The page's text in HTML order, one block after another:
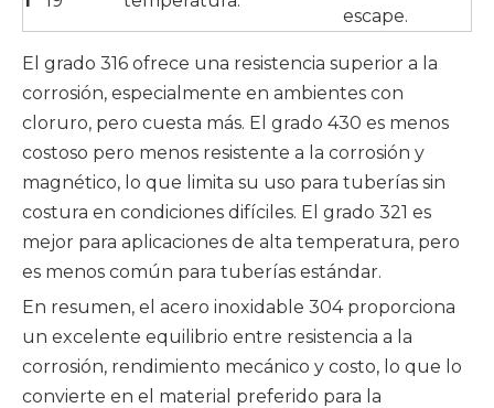
escape.
El grado 316 ofrece una resistencia superior a la
corrosión, especialmente en ambientes con
cloruro, pero cuesta más. El grado 430 es menos
costoso pero menos resistente a la corrosión y
magnético, lo que limita su uso para tuberías sin
costura en condiciones difíciles. El grado 321 es
mejor para aplicaciones de alta temperatura, pero
es menos común para tuberías estándar.
En resumen, el acero inoxidable 304 proporciona
un excelente equilibrio entre resistencia a la
corrosión, rendimiento mecánico y costo, lo que lo
convierte en el material preferido para la